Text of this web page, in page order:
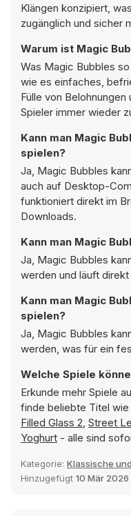
Klängen konzipiert,
zugänglich und sicher
Warum ist Magic
Was Magic Bubbles
wie es einfaches,
Fülle von
Spieler immer wieder
Kann man Magic
spielen?
Ja, Magic Bubbles
auch auf Desktop-
funktioniert direkt im
Downloads.
Kann man Magic
Ja, Magic Bubbles
werden und läuft
Kann man Magic
spielen?
Ja, Magic Bubbles
werden, was für ein
Welche Spiele
Erkunde mehr Spiele
finde beliebte Titel wie
Filled Glass 2, Street
Yoghurt - alle sind
Kategorie: Klassische
Hinzugefügt 10 Mär 2026